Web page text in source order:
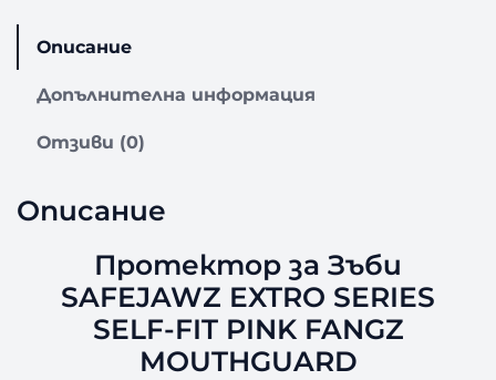
Описание
Допълнителна информация
Отзиви (0)
Описание
Протектор за Зъби
SAFEJAWZ EXTRO SERIES
SELF-FIT PINK FANGZ
MOUTHGUARD